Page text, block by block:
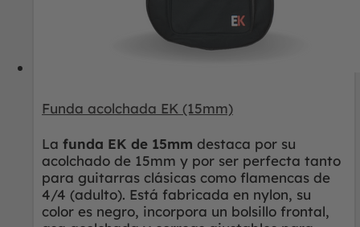
Funda acolchada EK (15mm)
La funda EK de 15mm destaca por su
acolchado de 15mm y por ser perfecta tanto
para guitarras clásicas como flamencas de
4/4 (adulto). Está fabricada en nylon, su
color es negro, incorpora un bolsillo frontal,